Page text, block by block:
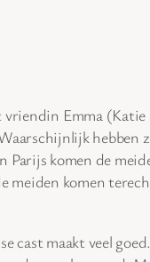
Emma (Katie
hebben
Parijs komen de
meiden komen
cast maakt veel